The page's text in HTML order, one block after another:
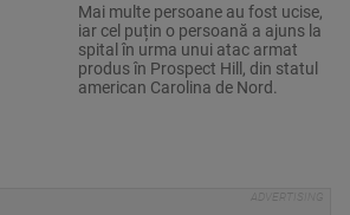
Mai multe persoane au fost ucise,
iar cel puțin o persoană a ajuns la
spital în urma unui atac armat
produs în Prospect Hill, din statul
american Carolina de Nord.